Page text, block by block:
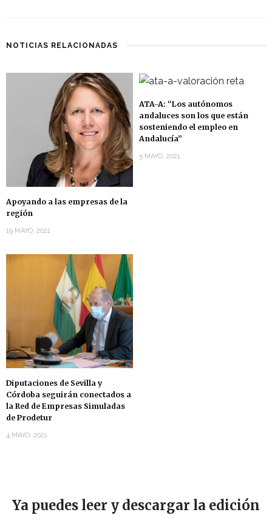
NOTICIAS RELACIONADAS
Apoyando a las empresas de la
región
19 MAYO, 2021
ATA-A: “Los autónomos
andaluces son los que están
sosteniendo el empleo en
Andalucía”
5 MAYO, 2021
Diputaciones de Sevilla y
Córdoba seguirán conectados a
la Red de Empresas Simuladas
de Prodetur
4 MAYO, 2021
Ya puedes leer y descargar la edición